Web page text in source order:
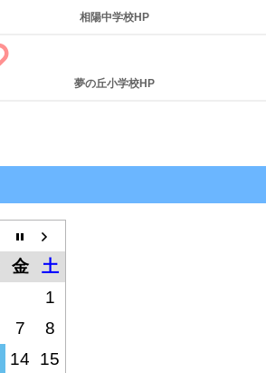
相陽中学校HP
夢の丘小学校HP
金
土
1
7
8
14
15